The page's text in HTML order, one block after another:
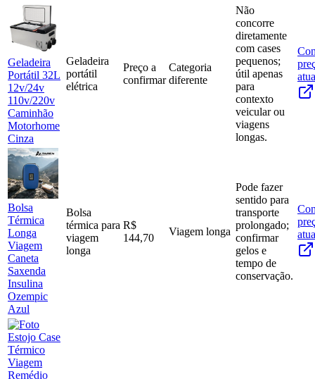
Geladeira
Portátil 32L
12v/24v
110v/220v
Caminhão
Motorhome
Cinza
Geladeira
portátil
elétrica
Preço a
confirmar
Categoria
diferente
Não
concorre
diretamente
com cases
pequenos;
útil apenas
para
contexto
veicular ou
viagens
longas.
Bolsa
Térmica
Longa
Viagem
Caneta
Saxenda
Insulina
Ozempic
Azul
Bolsa
térmica para
viagem
longa
R$
144,70
Viagem longa
Pode fazer
sentido para
transporte
prolongado;
confirmar
gelos e
tempo de
conservação.